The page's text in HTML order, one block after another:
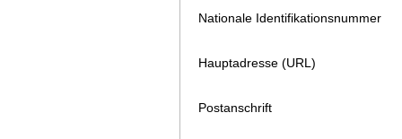
Nationale Identifikationsnummer
Hauptadresse (URL)
Postanschrift